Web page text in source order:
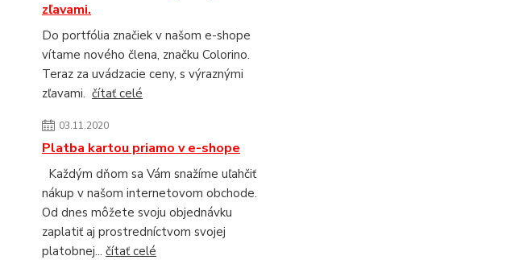
zľavami.
Do portfólia značiek v našom e-shope
vítame nového člena, značku Colorino.
Teraz za uvádzacie ceny, s výraznými
zľavami. čítať celé
03.11.2020
Platba kartou priamo v e-shope
Každým dňom sa Vám snažíme uľahčiť
nákup v našom internetovom obchode.
Od dnes môžete svoju objednávku
zaplatiť aj prostredníctvom svojej
platobnej... čítať celé